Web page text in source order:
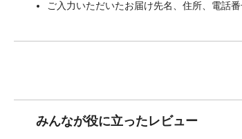
ご入力いただいたお届け先名、住所、電話
みんなが役に立ったレビュー